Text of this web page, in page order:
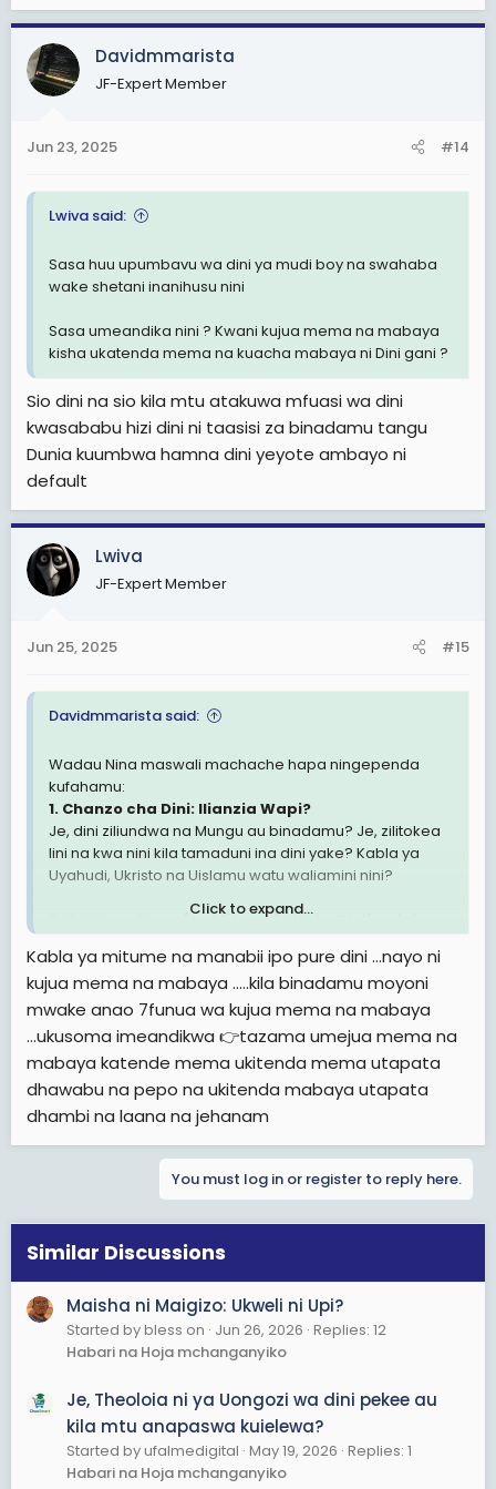
a
c
t
i
s
Davidmmarista
JF-Expert Member
Jun 23, 2025 #14
Lwiva said:
Sasa huu upumbavu wa dini ya mudi boy na swahaba
wake shetani inanihusu nini
Sasa umeandika nini ? Kwani kujua mema na mabaya
kisha ukatenda mema na kuacha mabaya ni Dini gani ?
Sio dini na sio kila mtu atakuwa mfuasi wa dini
kwasababu hizi dini ni taasisi za binadamu tangu
Dunia kuumbwa hamna dini yeyote ambayo ni
default
Lwiva
JF-Expert Member
Jun 25, 2025 #15
Davidmmarista said:
Wadau Nina maswali machache hapa ningependa
kufahamu:
1. Chanzo cha Dini: Ilianzia Wapi?
Je, dini ziliundwa na Mungu au binadamu? Je, zilitokea
lini na kwa nini kila tamaduni ina dini yake? Kabla ya
Uyahudi, Ukristo na Uislamu watu waliamini nini?
2. Kabla ya Yesu (na Mitume), Watu Waliamini
Biblia na Qur’an zimekuja kwa njia ya mitume, lakini
kabla ya hao watu waliishi vipi kiimani? Walikuwa na
dini? Walimjua Mungu vipi?
3. Sadaka Zinakwenda Kwa Mungu au Kwa
Binadamu?
Tunambiwa tukitoa sadaka tumempa Mungu. Lakini
pesa hizo zinabaki kanisani au kwa viongozi wa dini. Je,
hizo huduma ni Mungu? Sadaka kwa miamala ya simu
au benki bado ni tendo la kiroho au limekuwa
4. Maandiko Yameandikwa na Binadamu Kwa Nini
Tuyachukulie Kama Neno la Mungu?
vimeandikwa na wanadamu. Je, kwa nini tuyaamini
kama Neno la Mungu? Nani alithibitisha Roho Mtakatifu
aliwaongoza?
Kwenye Dini?
Tunaambiwa tukikosea tutachomwa moto. Je, ni nani
alishawahi kwenda huko na kurudi kutuambia? Je, hofu
ni njia sahihi ya kuendesha imani? Jehanamu ipo wapi?
Click to expand...
Kabla ya mitume na manabii ipo pure dini ...nayo ni
kujua mema na mabaya .....kila binadamu moyoni
mwake anao 7funua wa kujua mema na mabaya
...ukusoma imeandikwa 👉tazama umejua mema na
mabaya katende mema ukitenda mema utapata
dhawabu na pepo na ukitenda mabaya utapata
dhambi na laana na jehanam
You must log in or register to reply here.
Similar Discussions
Maisha ni Maigizo: Ukweli ni Upi?
Started by bless on Jun 26, 2026 Replies: 12
Habari na Hoja mchanganyiko
Je, Theoloia ni ya Uongozi wa dini pekee au
kila mtu anapaswa kuielewa?
Started by ufalmedigital May 19, 2026 Replies: 1
Habari na Hoja mchanganyiko